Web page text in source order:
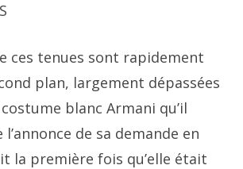
ces tenues sont rapidement
plan, largement dépassées
blanc Armani qu’il
de sa demande en
la première fois qu’elle était